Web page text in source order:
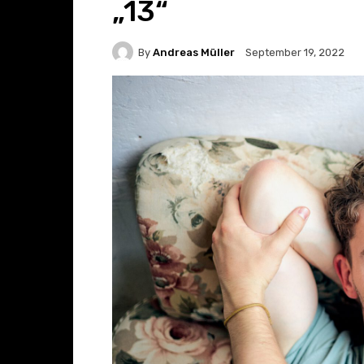
„13“
By Andreas Müller September 19, 2022